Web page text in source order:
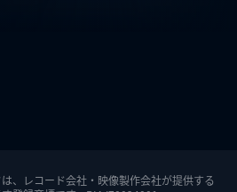
、レコード会社・映像製作会社が提供する